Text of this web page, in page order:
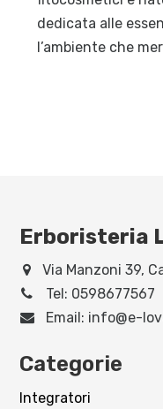
dedicata alle
l’ambiente che
Erboristeria
Via Manzoni 39,
Tel: 0598677567
Email: info@e-
Categorie
Integratori